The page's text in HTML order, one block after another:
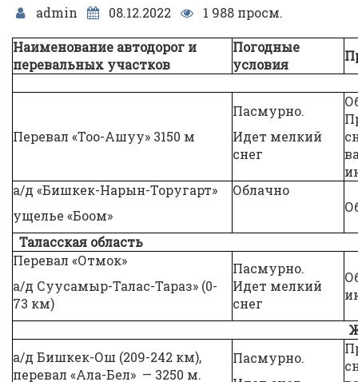
admin 08.12.2022 1 988 просм.
Наименование автодорог и
перевальных участков
Погодные
условия
Перевал «Тоо-Ашуу» 3150 м
Пасмурно.
Идет мелкий
снег
а/д «Бишкек-Нарын-Торугарт»
ущелье «Боом»
Облачно
Таласская область
Перевал «Отмок»
а/д Суусамыр-Талас-Тараз» (0-
73 км)
Пасмурно.
Идет мелкий
снег
а/д Бишкек-Ош (209-242 км),
перевал «Ала-Бел» — 3250 м.
Пасмурно.